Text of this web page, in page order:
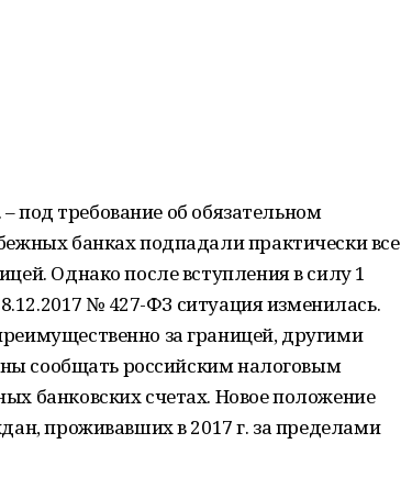
под требование об обязательном
банках подпадали практически все
Однако после вступления в силу 1
№ 427-ФЗ ситуация изменилась.
за границей, другими
сообщать российским налоговым
банковских счетах. Новое положение
проживавших в 2017 г. за пределами